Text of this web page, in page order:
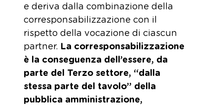
e deriva dalla combinazione della
corresponsabilizzazione con il
rispetto della vocazione di ciascun
partner. La corresponsabilizzazione
è la conseguenza dell’essere, da
parte del Terzo settore, “dalla
stessa parte del tavolo” della
pubblica amministrazione,